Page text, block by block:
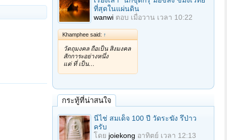
ที่สุดในแผ่นดิน
wanwi ตอบ เมื่อวาน เวลา 10:22
Khamphee said: ↑
วัตถุมงคล ถือเป็น สิ่งมงคล
สักการะอย่างหนึ่ง
แต่ ที่ เป็น…
กระทู้ที่น่าสนใจ
นี่ไช่ สมเด็จ 100 ปี วัดระฆัง รึป่าว
ครับ
โดย joiekong อาทิตย์ เวลา 12:13